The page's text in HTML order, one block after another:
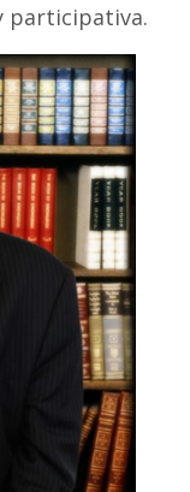
participativa.